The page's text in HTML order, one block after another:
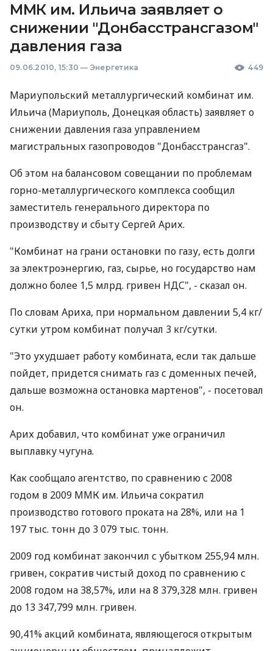
ММК им. Ильича заявляет о
снижении "Донбасстрансгазом"
давления газа
09.06.2010, 15:30 — Энергетика 449
Мариупольский металлургический комбинат им.
Ильича (Мариуполь, Донецкая область) заявляет о
снижении давления газа управлением
магистральных газопроводов "Донбасстрансгаз".
Об этом на балансовом совещании по проблемам
горно-металлургического комплекса сообщил
заместитель генерального директора по
производству и сбыту Сергей Арих.
"Комбинат на грани остановки по газу, есть долги
за электроэнергию, газ, сырье, но государство нам
должно более 1,5 млрд. гривен НДС", - сказал он.
По словам Ариха, при нормальном давлении 5,4 кг/
сутки утром комбинат получал 3 кг/сутки.
"Это ухудшает работу комбината, если так дальше
пойдет, придется снимать газ с доменных печей,
дальше возможна остановка мартенов", - посетовал
он.
Арих добавил, что комбинат уже ограничил
выплавку чугуна.
Как сообщало агентство, по сравнению с 2008
годом в 2009 ММК им. Ильича сократил
производство готового проката на 28%, или на 1
197 тыс. тонн до 3 079 тыс. тонн.
2009 год комбинат закончил с убытком 255,94 млн.
гривен, сократив чистый доход по сравнению с
2008 годом на 38,57%, или на 8 379,328 млн. гривен
до 13 347,799 млн. гривен.
90,41% акций комбината, являющегося открытым